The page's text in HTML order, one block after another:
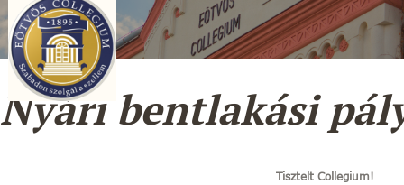
Nyári bentlakási
Tisztelt Collegium!